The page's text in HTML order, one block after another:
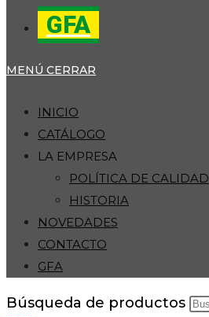
GFA
MENÚ CERRAR
INICIO
CATÁLOGO
LA EMPRESA
POLÍTICA DE CALIDAD
HISTORIA
NOVEDADES
CONTACTO
GFA
Búsqueda de productos